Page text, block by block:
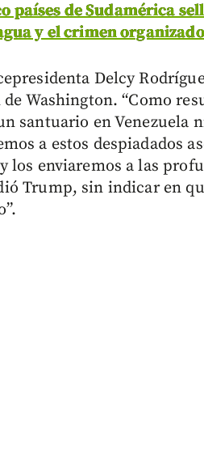
países de Sudamérica
y el crimen organizado
Delcy
Washington. “Como
santuario en Venezuela
a estos despiadados
los enviaremos a las
Trump, sin indicar en